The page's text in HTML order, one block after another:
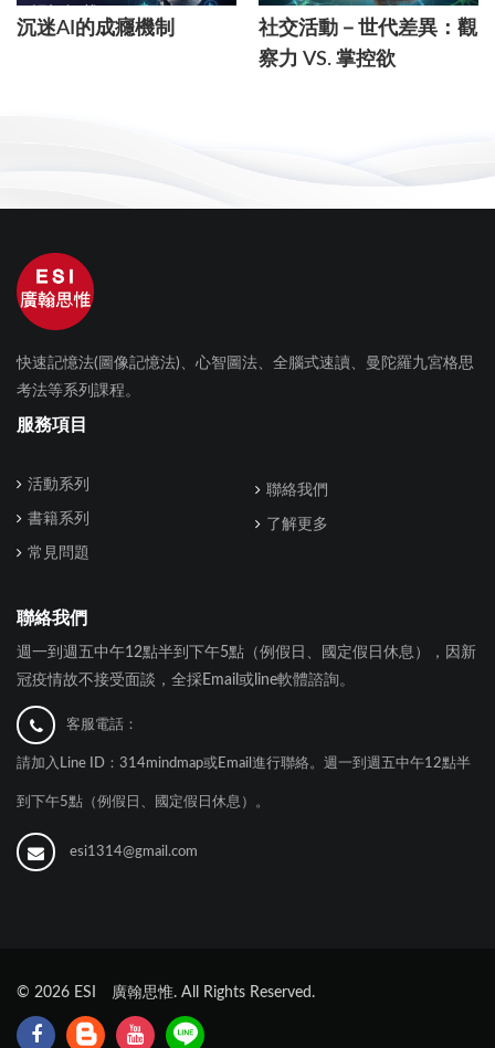
沉迷AI的成癮機制
社交活動－世代差異：觀
察力 VS. 掌控欲
快速記憶法(圖像記憶法)、心智圖法、全腦式速讀、曼陀羅九宮格思
考法等系列課程。
服務項目
活動系列
書籍系列
常見問題
聯絡我們
了解更多
聯絡我們
週一到週五中午12點半到下午5點（例假日、國定假日休息），因新
冠疫情故不接受面談，全採Email或line軟體諮詢。
客服電話：
請加入Line ID：314mindmap或Email進行聯絡。週一到週五中午12點半
到下午5點（例假日、國定假日休息）。
esi1314@gmail.com
© 2026 ESI 廣翰思惟. All Rights Reserved.